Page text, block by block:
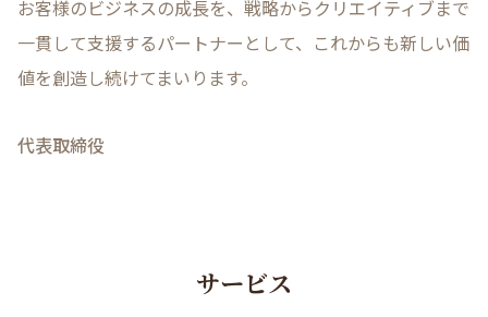
お客様のビジネスの成長を、戦略からクリエイティブまで
一貫して支援するパートナーとして、これからも新しい価
値を創造し続けてまいります。
代表取締役
サービス